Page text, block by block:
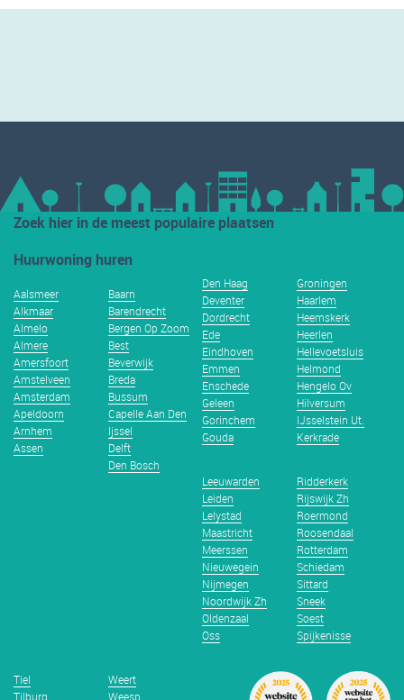
Zoek hier in de meest populaire plaatsen
Huurwoning huren
Aalsmeer
Alkmaar
Almelo
Almere
Amersfoort
Amstelveen
Amsterdam
Apeldoorn
Arnhem
Assen
Baarn
Barendrecht
Bergen Op Zoom
Best
Beverwijk
Breda
Bussum
Capelle Aan Den
Ijssel
Delft
Den Bosch
Den Haag
Deventer
Dordrecht
Ede
Eindhoven
Emmen
Enschede
Geleen
Gorinchem
Gouda
Groningen
Haarlem
Heemskerk
Heerlen
Hellevoetsluis
Helmond
Hengelo Ov
Hilversum
IJsselstein Ut.
Kerkrade
Leeuwarden
Leiden
Lelystad
Maastricht
Meerssen
Nieuwegein
Nijmegen
Noordwijk Zh
Oldenzaal
Oss
Ridderkerk
Rijswijk Zh
Roermond
Roosendaal
Rotterdam
Schiedam
Sittard
Sneek
Soest
Spijkenisse
Tiel
Tilburg
Weert
Weesp